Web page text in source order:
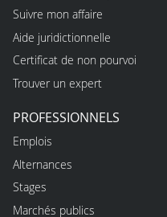
Suivre mon affaire
Aide juridictionnelle
Certificat de non pourvoi
Trouver un expert
PROFESSIONNELS
Emplois
Alternances
Stages
Marchés publics